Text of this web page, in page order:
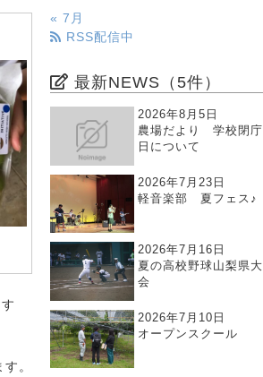
。
« 7月
RSS配信中
最新NEWS（5件）
2026年8月5日
農場だより 学校閉庁
日について
2026年7月23日
軽音楽部 夏フェス♪
2026年7月16日
夏の高校野球山梨県大
会
2026年7月10日
オープンスクール